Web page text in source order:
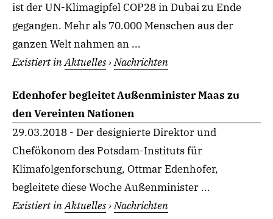
ist der UN-Klimagipfel COP28 in Dubai zu Ende
gegangen. Mehr als 70.000 Menschen aus der
ganzen Welt nahmen an ...
Existiert inAktuelles›Nachrichten
Edenhofer begleitet Außenminister Maas zu
den Vereinten Nationen
29.03.2018 - Der designierte Direktor und
Chefökonom des Potsdam-Instituts für
Klimafolgenforschung, Ottmar Edenhofer,
begleitete diese Woche Außenminister ...
Existiert inAktuelles›Nachrichten